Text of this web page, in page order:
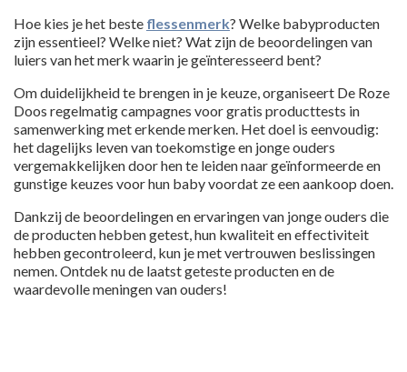
Hoe kies je het beste flessenmerk? Welke babyproducten
zijn essentieel? Welke niet? Wat zijn de beoordelingen van
luiers van het merk waarin je geïnteresseerd bent?
Om duidelijkheid te brengen in je keuze, organiseert De Roze
Doos regelmatig campagnes voor gratis producttests in
samenwerking met erkende merken. Het doel is eenvoudig:
het dagelijks leven van toekomstige en jonge ouders
vergemakkelijken door hen te leiden naar geïnformeerde en
gunstige keuzes voor hun baby voordat ze een aankoop doen.
Dankzij de beoordelingen en ervaringen van jonge ouders die
de producten hebben getest, hun kwaliteit en effectiviteit
hebben gecontroleerd, kun je met vertrouwen beslissingen
nemen. Ontdek nu de laatst geteste producten en de
waardevolle meningen van ouders!